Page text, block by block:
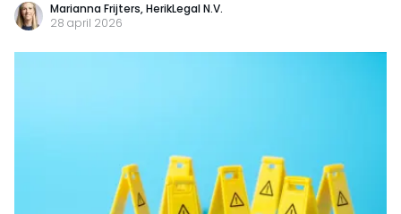
Marianna Frijters,HerikLegal N.V.
28 april 2026